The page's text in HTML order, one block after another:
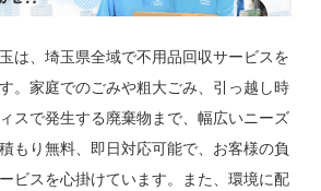
は、埼玉県全域で不用品回収サービスを
。家庭でのごみや粗大ごみ、引っ越し時
スで発生する廃棄物まで、幅広いニーズ
もり無料、即日対応可能で、お客様の負
ビスを心掛けています。また、環境に配